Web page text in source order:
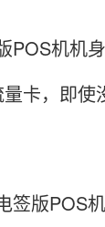
机机
卡，即使
版POS